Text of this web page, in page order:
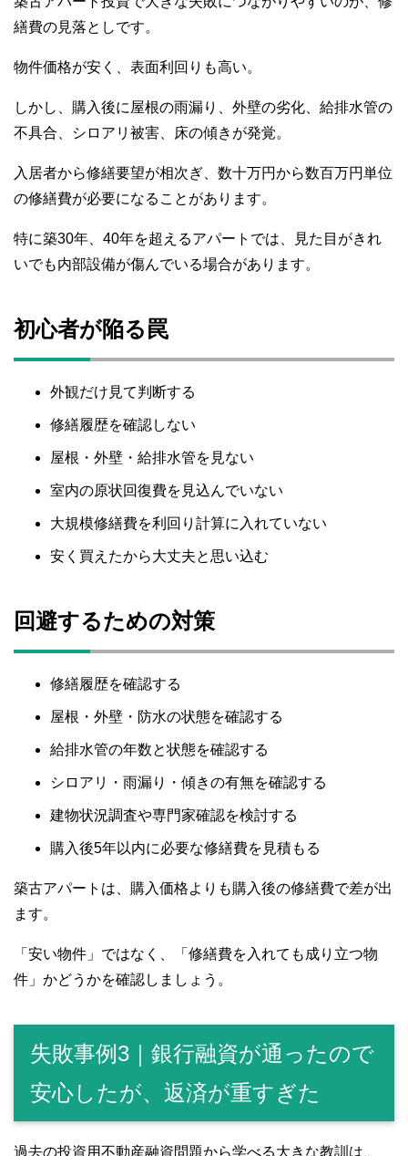
繕費の見落としです。
物件価格が安く、表面利回りも高い。
しかし、購入後に屋根の雨漏り、外壁の劣化、給排水管の
不具合、シロアリ被害、床の傾きが発覚。
入居者から修繕要望が相次ぎ、数十万円から数百万円単位
の修繕費が必要になることがあります。
特に築30年、40年を超えるアパートでは、見た目がきれ
いでも内部設備が傷んでいる場合があります。
初心者が陥る罠
外観だけ見て判断する
修繕履歴を確認しない
屋根・外壁・給排水管を見ない
室内の原状回復費を見込んでいない
大規模修繕費を利回り計算に入れていない
安く買えたから大丈夫と思い込む
回避するための対策
修繕履歴を確認する
屋根・外壁・防水の状態を確認する
給排水管の年数と状態を確認する
シロアリ・雨漏り・傾きの有無を確認する
建物状況調査や専門家確認を検討する
購入後5年以内に必要な修繕費を見積もる
築古アパートは、購入価格よりも購入後の修繕費で差が出
ます。
「安い物件」ではなく、「修繕費を入れても成り立つ物
件」かどうかを確認しましょう。
失敗事例3｜銀行融資が通ったので
安心したが、返済が重すぎた
過去の投資用不動産融資問題から学べる大きな教訓は、